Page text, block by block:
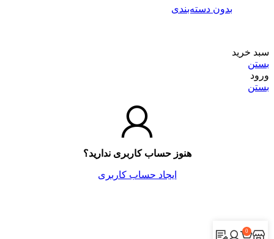
بدون دسته‌بندی
سبد خرید
بستن
ورود
بستن
هنوز حساب کاربری ندارید؟
ایجاد حساب کاربری
0